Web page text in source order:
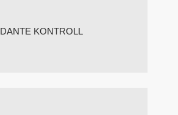
DANTE KONTROLL